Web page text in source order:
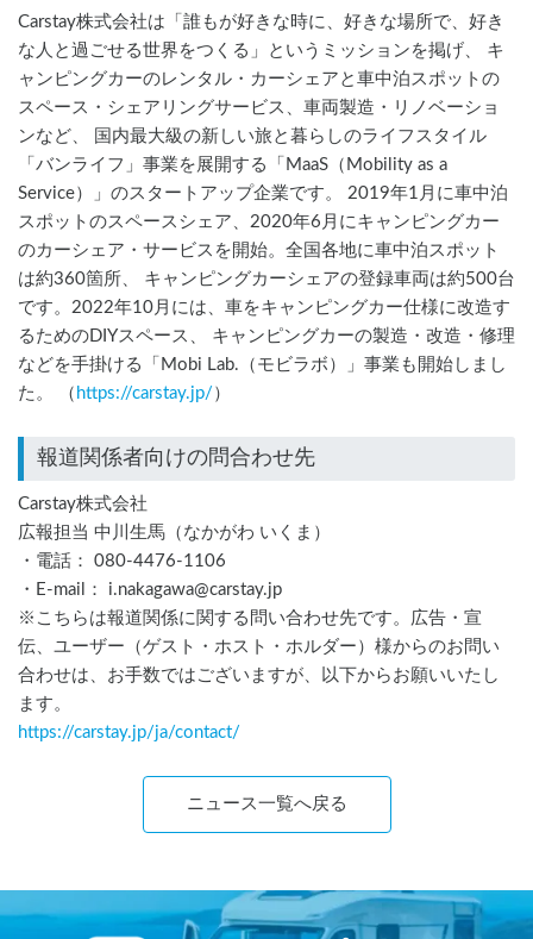
Carstay株式会社は「誰もが好きな時に、好きな場所で、好き
な人と過ごせる世界をつくる」というミッションを掲げ、 キ
ャンピングカーのレンタル・カーシェアと車中泊スポットの
スペース・シェアリングサービス、車両製造・リノベーショ
ンなど、 国内最大級の新しい旅と暮らしのライフスタイル
「バンライフ」事業を展開する「MaaS（Mobility as a
Service）」のスタートアップ企業です。 2019年1月に車中泊
スポットのスペースシェア、2020年6月にキャンピングカー
のカーシェア・サービスを開始。全国各地に車中泊スポット
は約360箇所、 キャンピングカーシェアの登録車両は約500台
です。2022年10月には、車をキャンピングカー仕様に改造す
るためのDIYスペース、 キャンピングカーの製造・改造・修理
などを手掛ける「Mobi Lab.（モビラボ）」事業も開始しまし
た。 （ https://carstay.jp/ ）
報道関係者向けの問合わせ先
Carstay株式会社
広報担当 中川生馬（なかがわ いくま）
・電話： 080-4476-1106
・E-mail： i.nakagawa@carstay.jp
※こちらは報道関係に関する問い合わせ先です。広告・宣
伝、ユーザー（ゲスト・ホスト・ホルダー）様からのお問い
合わせは、お手数ではございますが、以下からお願いいたし
ます。
https://carstay.jp/ja/contact/
ニュース一覧へ戻る